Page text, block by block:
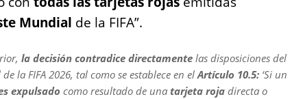
Mundial de la FIFA”.
la decisión contradice directamente las disposiciones del
la FIFA 2026, tal como se establece en elArtículo 10.5: ‘Si un
expulsado como resultado de una tarjeta roja directa o